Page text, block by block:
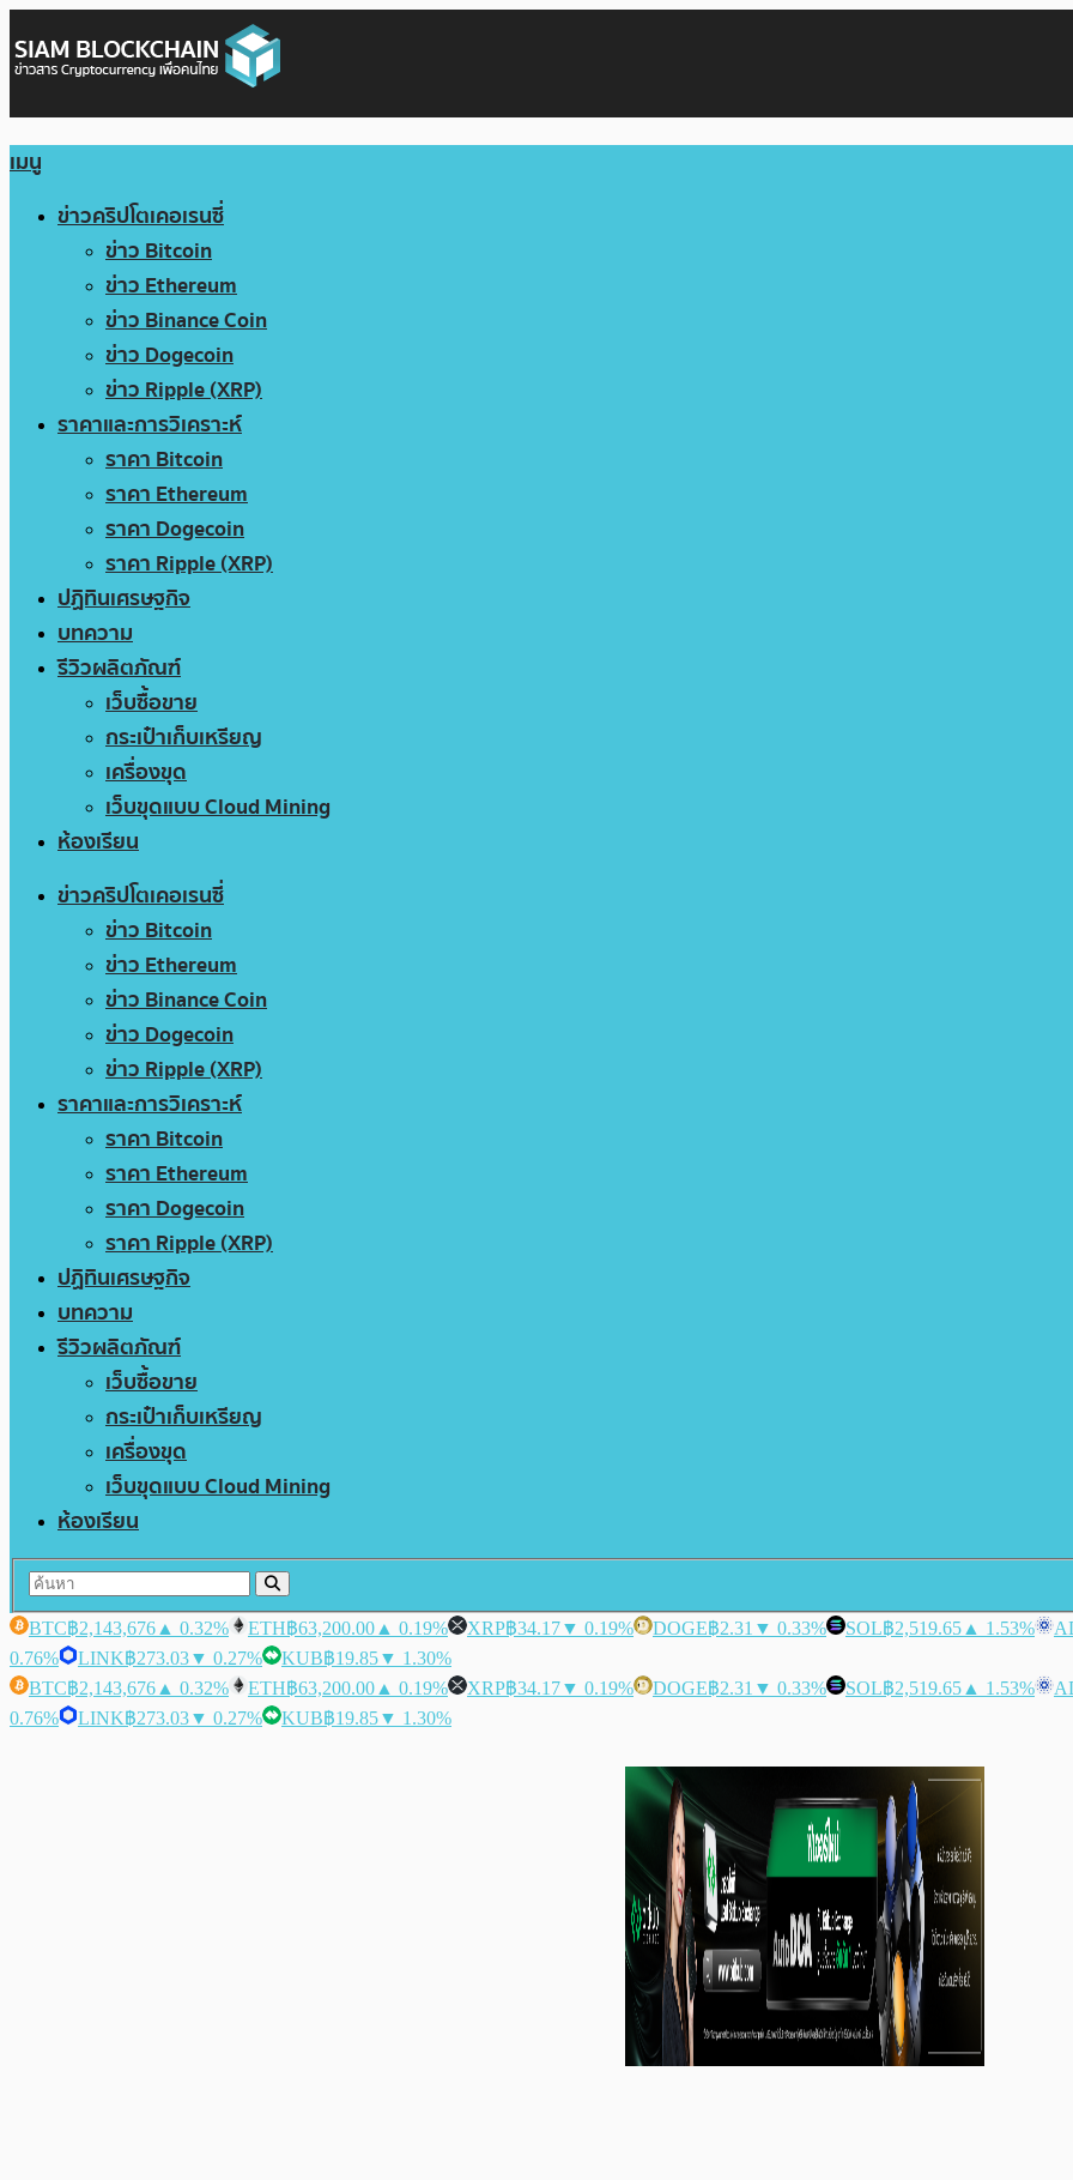
เมนู
ข่าวคริปโตเคอเรนซี่
ข่าว Bitcoin
ข่าว Ethereum
ข่าว Binance Coin
ข่าว Dogecoin
ข่าว Ripple (XRP)
ราคาและการวิเคราะห์
ราคา Bitcoin
ราคา Ethereum
ราคา Dogecoin
ราคา Ripple (XRP)
ปฏิทินเศรษฐกิจ
บทความ
รีวิวผลิตภัณฑ์
เว็บซื้อขาย
กระเป๋าเก็บเหรียญ
เครื่องขุด
เว็บขุดแบบ Cloud Mining
ห้องเรียน
ข่าวคริปโตเคอเรนซี่
ข่าว Bitcoin
ข่าว Ethereum
ข่าว Binance Coin
ข่าว Dogecoin
ข่าว Ripple (XRP)
ราคาและการวิเคราะห์
ราคา Bitcoin
ราคา Ethereum
ราคา Dogecoin
ราคา Ripple (XRP)
ปฏิทินเศรษฐกิจ
บทความ
รีวิวผลิตภัณฑ์
เว็บซื้อขาย
กระเป๋าเก็บเหรียญ
เครื่องขุด
เว็บขุดแบบ Cloud Mining
ห้องเรียน
BTC฿2,143,676 ▲ 0.32% ETH฿63,200.00 ▲ 0.19% XRP฿34.17▼ 0.19% DOGE฿2.31 ▼ 0.33% SOL฿2,519.65 ▲ 1.53%
0.76%
LINK฿273.03▼ 0.27% KUB฿19.85▼ 1.30%
BTC฿2,143,676 ▲ 0.32% ETH฿63,200.00 ▲ 0.19% XRP฿34.17▼ 0.19% DOGE฿2.31 ▼ 0.33% SOL฿2,519.65 ▲ 1.53%
0.76%
LINK฿273.03▼ 0.27% KUB฿19.85▼ 1.30%